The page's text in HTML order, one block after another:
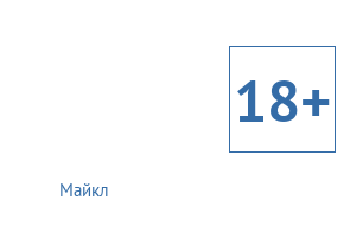
18+
Майкл